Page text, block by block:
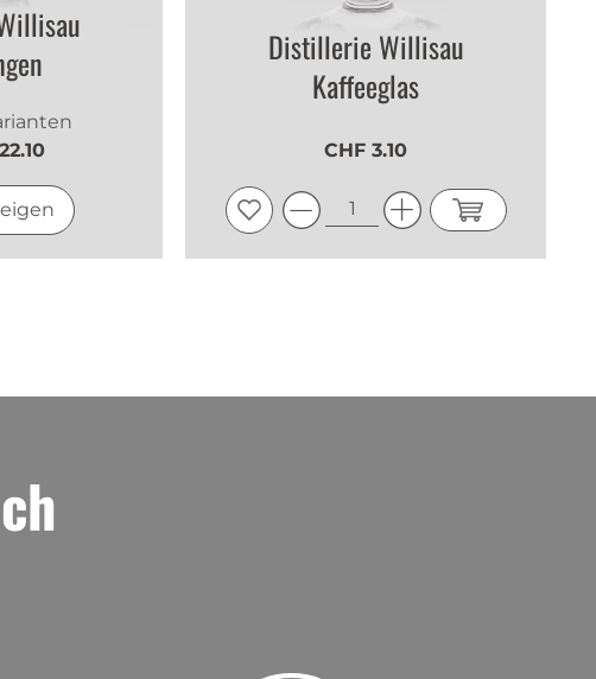
Distillerie Willisau
Kaffeeglas
CHF 3.10